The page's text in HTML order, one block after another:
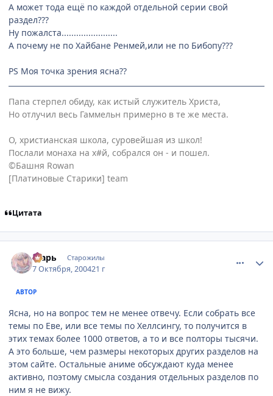
А может тода ещё по каждой отдельной серии свой
раздел???
Ну пожалста.......................
А почему не по Хайбане Ренмей,или не по Бибопу???
PS Моя точка зрения ясна??
Папа стерпел обиду, как истый служитель Христа,
Но отлучил весь Гаммельн примерно в те же места.
О, христианская школа, суровейшая из школ!
Послали монаха на х#й, собрался он - и пошел.
©Башня Rowan
[Платиновые Старики] team
Цитата
Тсарь Старожилы
7 Октября, 200421 г
АВТОР
Ясна, но на вопрос тем не менее отвечу. Если собрать все
темы по Еве, или все темы по Хеллсингу, то получится в
этих темах более 1000 ответов, а то и все полторы тысячи.
А это больше, чем размеры некоторых других разделов на
этом сайте. Остальные аниме обсуждают куда менее
активно, поэтому смысла создания отдельных разделов по
ним я не вижу.